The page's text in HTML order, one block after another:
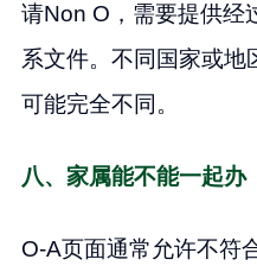
请Non O，需要提供经
系文件。不同国家或地
可能完全不同。
八、家属能不能一起办
O-A页面通常允许不符